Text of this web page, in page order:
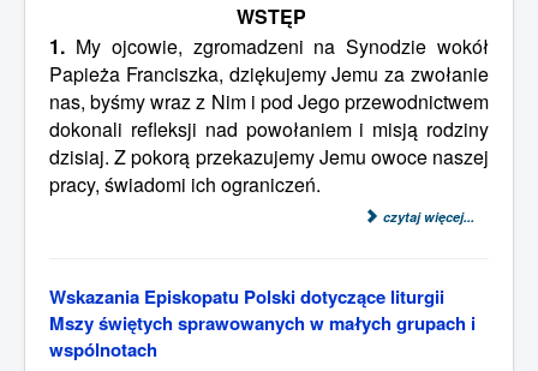
WSTĘP
1. My ojcowie, zgromadzeni na Synodzie wokół
Papieża Franciszka, dziękujemy Jemu za zwołanie
nas, byśmy wraz z Nim i pod Jego przewodnictwem
dokonali refleksji nad powołaniem i misją rodziny
dzisiaj. Z pokorą przekazujemy Jemu owoce naszej
pracy, świadomi ich ograniczeń.
czytaj więcej...
Wskazania Episkopatu Polski dotyczące liturgii
Mszy świętych sprawowanych w małych grupach i
wspólnotach